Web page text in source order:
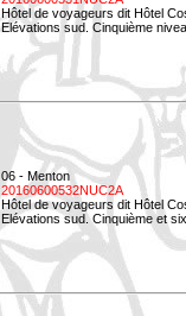
Hôtel de voyageurs dit Hôtel
Elévations sud. Cinquième
06 - Menton
20160600532NUC2A
Hôtel de voyageurs dit Hôtel
Elévations sud. Cinquième et